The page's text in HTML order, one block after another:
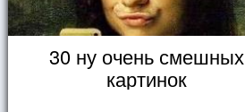
30 ну очень смешных
картинок